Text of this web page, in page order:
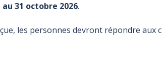
31 octobre 2026.
les personnes devront répondre aux